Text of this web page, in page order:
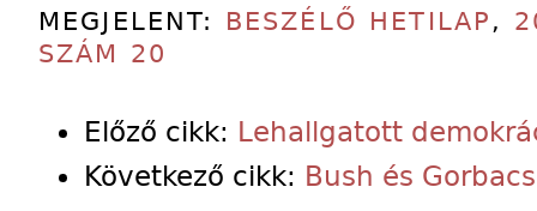
MEGJELENT: BESZÉLŐ HETILAP ,
SZÁM 20
Előző cikk: Lehallgatott
Következő cikk: Bush és